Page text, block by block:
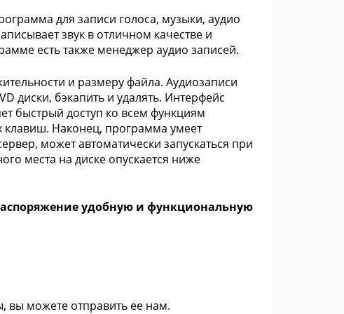
для записи голоса, музыки, аудио
звук в отличном качестве и
есть также менеджер аудио записей.
и размеру файла. Аудиозаписи
диски, бэкапить и удалять. Интерфейс
быстрый доступ ко всем функциям
Наконец, программа умеет
может автоматически запускаться при
места на диске опускается ниже
удобную и функциональную
вы можете отправить ее нам.